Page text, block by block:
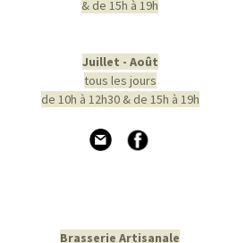
& de 15h à 19h
Juillet - Août
tous les jours
de 10h à 12h30 & de 15h à 19h
Brasserie Artisanale